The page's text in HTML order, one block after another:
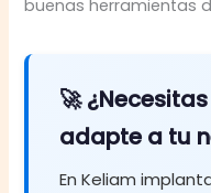
buenas herramientas
🚀
adapte a tu
En Keliam